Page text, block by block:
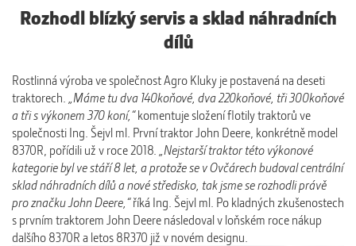
Rozhodl blízký servis a sklad náhradních
dílů
Rostlinná výroba ve společnost Agro Kluky je postavená na deseti
traktorech.
„Máme tu dva 140koňové, dva 220koňové, tři 300koňové
a tři s výkonem 370 koní,“komentuje složení flotily traktorů ve
společnosti Ing. Šejvl ml. První traktor John Deere, konkrétně model
8370R, pořídili už v roce 2018.
„Nejstarší traktor této výkonové
kategorie byl ve stáří 8 let, a protože se v Ovčárech budoval centrální
sklad náhradních dílů a nové středisko, tak jsme se rozhodli právě
pro značku John Deere,“říká Ing. Šejvl ml. Po kladných zkušenostech
s prvním traktorem John Deere následoval v loňském roce nákup
dalšího 8370R a letos 8R370 již v novém designu.